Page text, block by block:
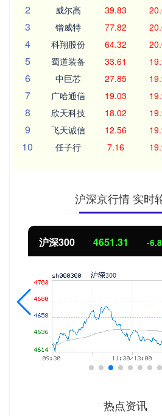
2 威尔高 39.83
3 锴威特 77.82
4 科翔股份 64.32
5 蜀道装备 33.61
6 中巨芯 27.85
7 广哈通信 19.03
8 欣天科技 18.02
9 飞天诚信 12.56
10 任子行 7.16
沪深京行情 实时
沪深300 4651.31 -
热点资讯